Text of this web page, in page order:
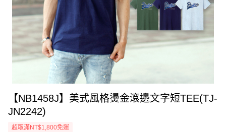
【NB1458J】美式風格燙金滾邊文字短TEE(TJ-
JN2242)
超取滿NT$1,800免運